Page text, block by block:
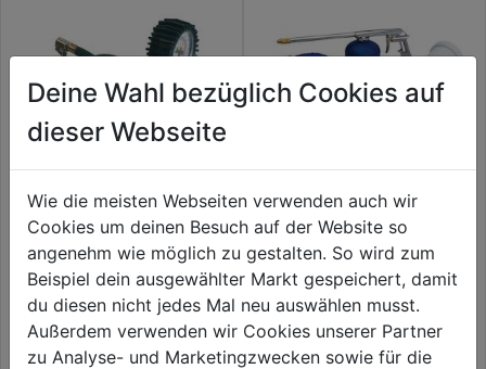
Reifenfüller mit Manometer
35,99€
Druckluftwerkzeugset 5tlg.
29,99€
Deine Wahl bezüglich Cookies auf
dieser Webseite
Wie die meisten Webseiten verwenden auch wir
Cookies um deinen Besuch auf der Website so
angenehm wie möglich zu gestalten. So wird zum
Beispiel dein ausgewählter Markt gespeichert, damit
du diesen nicht jedes Mal neu auswählen musst.
Außerdem verwenden wir Cookies unserer Partner
zu Analyse- und Marketingzwecken sowie für die